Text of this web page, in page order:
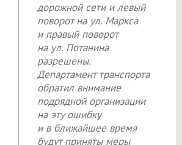
дорожной сети и левый
поворот на ул. Маркса
и правый поворот
на ул. Потанина
разрешены.
Департамент транспорта
обратил внимание
подрядной организации
на эту ошибку
и в ближайшее время
будут приняты меры